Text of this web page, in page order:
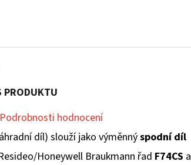
PRODUKTU
Podrobnosti hodnocení
díl) slouží jako výměnnýspodní díl
Honeywell Braukmann řad F74CS a